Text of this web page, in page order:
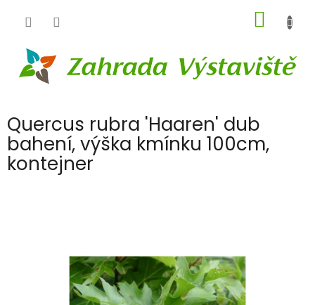
KOŠÍK
Quercus rubra 'Haaren' dub
bahení, výška kmínku 100cm,
kontejner